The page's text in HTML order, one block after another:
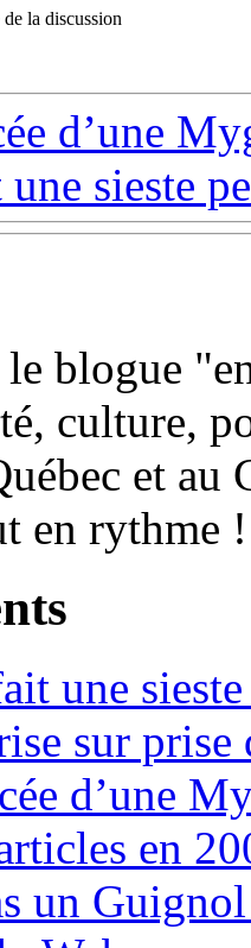
la discussion
d’une
sieste
blogue
culture,
et au
en rythme !
une
sur
d’une
en
un